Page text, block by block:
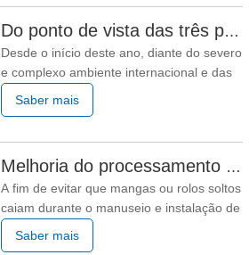
de engrenagens de energia eólica de nível
8 MW saíram da linha de
Do ponto de vista das três principais indústrias, a economia se estabilizou e se recuperou no primeiro trimestre
Desde o início deste ano, diante do severo
e complexo ambiente internacional e das
árduas e árduas tarefas domésticas de
reforma, desenvolvimento e estabilidade,
núcleo, todas as regiões e os
departamentos implementaram
Saber mais
Melhoria do processamento do bolso da gaiola e da garra de bloqueio do rolamento de rolos cilíndricos
A fim de evitar que mangas ou rolos soltos
caiam durante o manuseio e instalação de
rolamentos de rolos cilíndricos, pontos de
travamento ou garras de travamento [1]
Saber mais